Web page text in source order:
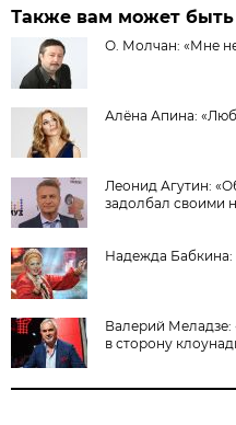
Также вам может быть
О. Молчан: «Мне
Алёна Апина:
Леонид Агутин:
задолбал своими
Надежда Бабкина:
Валерий Меладзе:
в сторону